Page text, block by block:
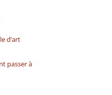
d’art
passer à